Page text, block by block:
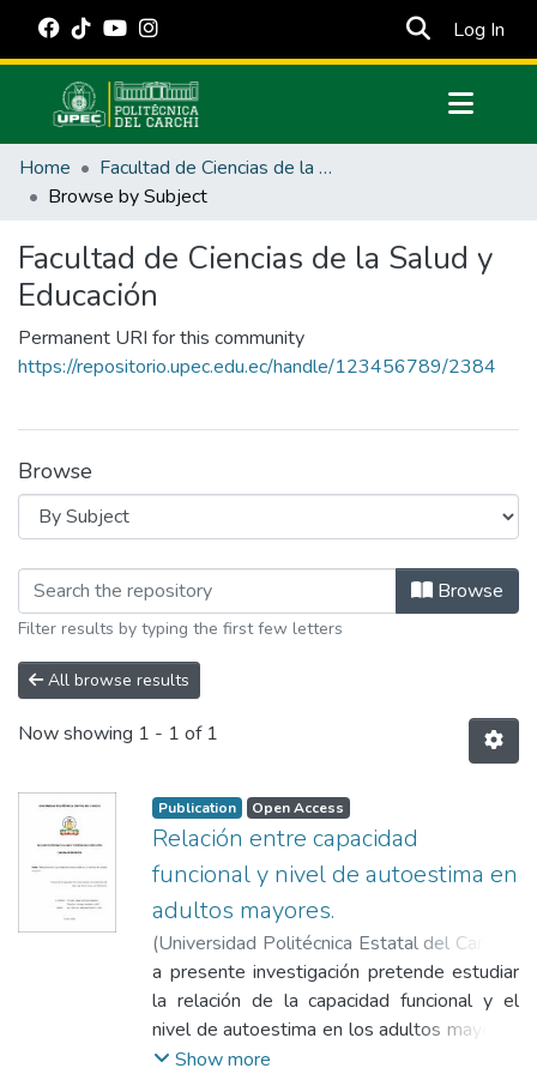
Log In
Communities & Collections
All of DSpace
Manuales
Home
Facultad de Ciencias de la Salud y Educación
Browse by Subject
Facultad de Ciencias de la Salud y
Educación
Permanent URI for this community
https://repositorio.upec.edu.ec/handle/123456789/2384
Browse
Browsing Facultad de Ciencias de
Browse
Filter results by typing the first few letters
All browse results
Now showing 1 - 1 of 1
Publication Open Access
Relación entre capacidad
funcional y nivel de autoestima en
adultos mayores.
(Universidad Politécnica Estatal del Carchi -
Biblioteca General "Luciano Coral" ,2025-
06 )Chulde López, Nathaly Gabriela; Pozo
Montenegro, Andreina Juliet; Villacorte
Méndez, Miriam L
a presente investigación pretende estudiar
la relación de la capacidad funcional y el
nivel de autoestima en los adultos mayores
de la Asociación Adulto Mayor de la
Show more